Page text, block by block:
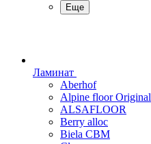
Еще
Ламинат
Aberhof
Alpine floor Original
ALSAFLOOR
Berry alloc
Biela CBM